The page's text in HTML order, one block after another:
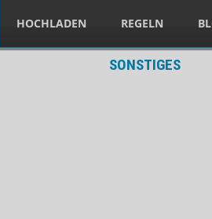
HOCHLADEN REGELN
SONSTIGES